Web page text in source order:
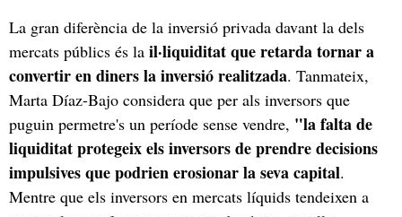
La gran diferència de la inversió privada davant la dels
mercats públics és la il·liquiditat que retarda tornar a
convertir en diners la inversió realitzada. Tanmateix,
Marta Díaz-Bajo considera que per als inversors que
puguin permetre's un període sense vendre, "la falta de
liquiditat protegeix els inversors de prendre decisions
impulsives que podrien erosionar la seva capital.
Mentre que els inversors en mercats líquids tendeixen a